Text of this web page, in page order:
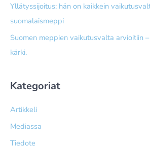
Yllätyssijoitus: hän on kaikkein
suomalaismeppi
Suomen meppien vaikutusvalta arvioitiin
kärki.
Kategoriat
Artikkeli
Mediassa
Tiedote